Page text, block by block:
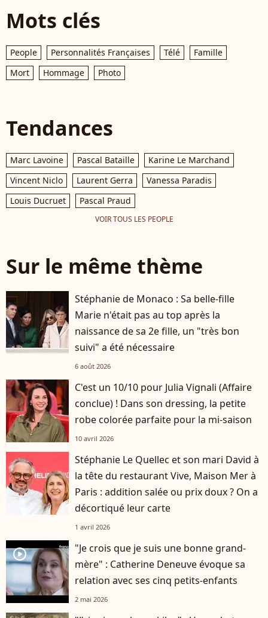
Mots clés
People Personnalités Françaises Télé
Famille
Mort
Hommage Photo
Tendances
Marc Lavoine Pascal Bataille
Karine Le Marchand
Vincent Niclo
Laurent Gerra
Vanessa Paradis
Louis Ducruet
Pascal Praud
VOIR TOUS LES PEOPLE
Sur le même thème
Stéphanie de Monaco : Sa belle-fille
Marie n'était pas au top après la
naissance de sa 2e fille, un "très bon
suivi" a été nécessaire
6 août 2026
C'est un 10/10 pour Julia Vignali (Affaire
conclue) ! Dans son dressing, la petite
robe colorée parfaite pour la mi-saison
10 avril 2026
Stéphanie Le Quellec et son mari David à
la tête du restaurant Vive, Maison Mer à
Paris : addition salée ou prix doux ? On a
décortiqué leur carte
1 avril 2026
player2
"Je crois que je suis une bonne grand-
mère" : Catherine Deneuve évoque sa
relation avec ses cinq petits-enfants
2 mai 2026